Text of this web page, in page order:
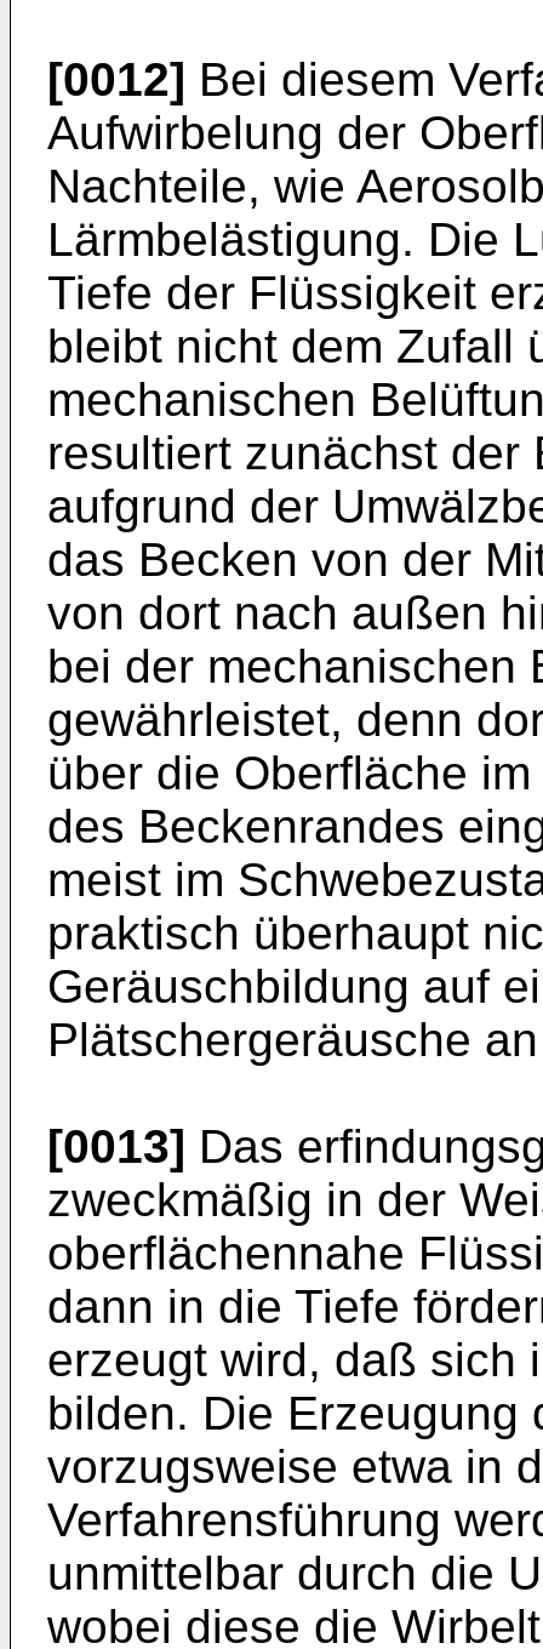
[0012] Bei diesem
Aufwirbelung der
Nachteile, wie
Lärmbelästigung. Die
Tiefe der Flüssigkeit
bleibt nicht dem Zufall
mechanischen
resultiert zunächst der
aufgrund der
das Becken von der
von dort nach außen
bei der mechanischen
gewährleistet, denn
über die Oberfläche
des Beckenrandes
meist im
praktisch überhaupt
Geräuschbildung auf
Plätschergeräusche
[0013] Das
zweckmäßig in der
oberflächennahe
dann in die Tiefe
erzeugt wird, daß sich
bilden. Die Erzeugung
vorzugsweise etwa in
Verfahrensführung
unmittelbar durch die
wobei diese die